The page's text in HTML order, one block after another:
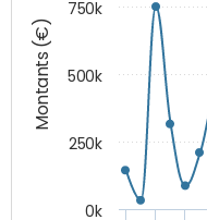
Montants (€)
0k
250k
500k
750k